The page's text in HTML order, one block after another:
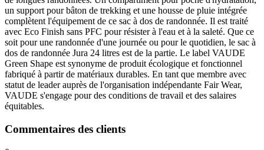
un support pour bâton de trekking et une housse de pluie intégrée
complètent l'équipement de ce sac à dos de randonnée. Il est traité
avec Eco Finish sans PFC pour résister à l'eau et à la saleté. Que ce
soit pour une randonnée d'une journée ou pour le quotidien, le sac à
dos de randonnée Jura 24 litres est de la partie. Le label VAUDE
Green Shape est synonyme de produit écologique et fonctionnel
fabriqué à partir de matériaux durables. En tant que membre avec
statut de leader auprès de l'organisation indépendante Fair Wear,
VAUDE s'engage pour des conditions de travail et des salaires
équitables.
Commentaires des clients